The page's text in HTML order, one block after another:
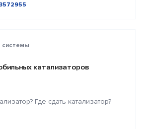
системы
катализаторов
Где сдать катализатор?